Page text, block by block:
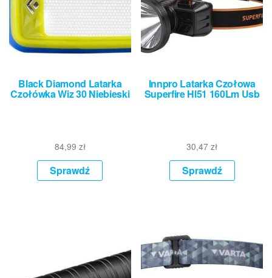
Black Diamond Latarka
Czołówka Wiz 30 Niebieski
84,99 zł
Sprawdź
Innpro Latarka Czołowa
Superfire Hl51 160Lm Usb
30,47zł
Sprawdź